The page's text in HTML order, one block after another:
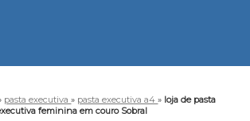
pasta executiva» pasta executiva a4» loja de pasta
feminina em couro Sobral